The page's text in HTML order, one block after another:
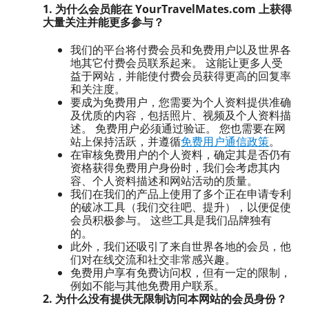
1. 为什么会员能在 YourTravelMates.com 上获得
大量关注并能更多参与？
我们的平台将付费会员和免费用户以及世界各
地其它付费会员联系起来。 这能让更多人受
益于网站，并能使付费会员获得更高的回复率
和关注度。
要成为免费用户，您需要为个人资料提供准确
及优质的内容，包括照片、视频及个人资料描
述。 免费用户必须通过验证。 您也需要在网
站上保持活跃，并遵循免费用户通信政策。
在审核免费用户的个人资料，确定其是否仍有
资格获得免费用户身份时，我们会考虑其内
容、个人资料描述和网站活动的质量。
我们在我们的产品上使用了多个正在申请专利
的破冰工具（我们交往吧、提升），以便促使
会员积极参与。 这些工具是我们品牌独有
的。
此外，我们还吸引了来自世界各地的会员，他
们对在线交流和社交非常感兴趣。
免费用户享有免费访问权，但有一定的限制，
例如不能与其他免费用户联系。
2. 为什么没有提供无限制访问本网站的会员身份？